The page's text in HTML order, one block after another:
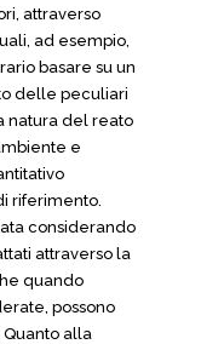
attraverso
ad esempio,
basare su un
delle peculiari
natura del reato
e
riferimento.
considerando
attraverso la
quando
possono
alla